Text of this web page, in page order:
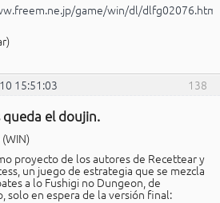
game/win/dl/dlfg02076.html
138
15:51:03
queda el doujin.
proyecto de los autores de Recettear y
un juego de estrategia que se mezcla
a lo Fushigi no Dungeon, de
solo en espera de la versión final: